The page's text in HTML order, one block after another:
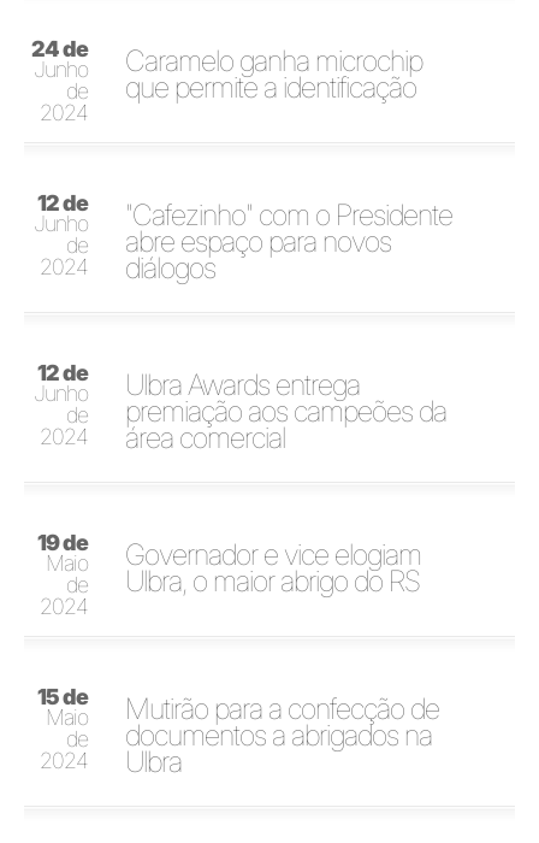
24 de
Junho
de
2024
Caramelo ganha microchip
que permite a identificação
12 de
Junho
de
2024
"Cafezinho" com o Presidente
abre espaço para novos
diálogos
12 de
Junho
de
2024
Ulbra Awards entrega
premiação aos campeões da
área comercial
19 de
Maio
de
2024
Governador e vice elogiam
Ulbra, o maior abrigo do RS
15 de
Maio
de
2024
Mutirão para a confecção de
documentos a abrigados na
Ulbra